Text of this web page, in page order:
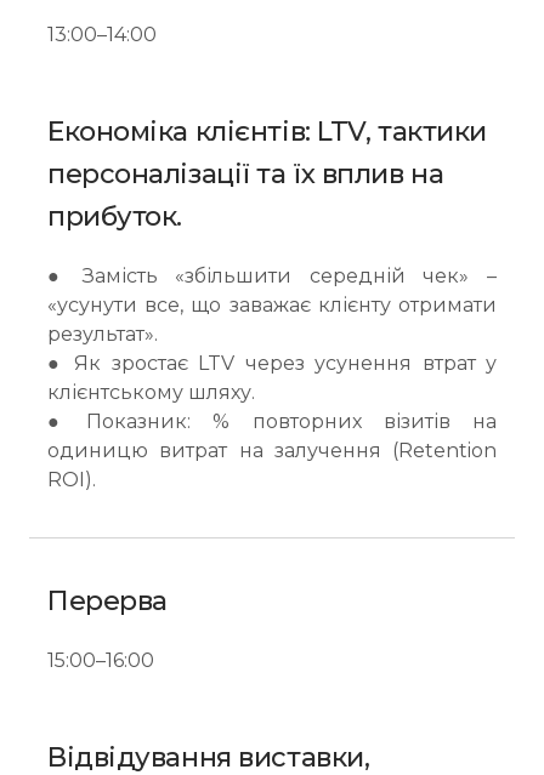
13:00–14:00
Економіка клієнтів: LTV, тактики
персоналізації та їх вплив на
прибуток.
● Замість «збільшити середній чек» –
«усунути все, що заважає клієнту отримати
результат».
● Як зростає LTV через усунення втрат у
клієнтському шляху.
● Показник: % повторних візитів на
одиницю витрат на залучення (Retention
ROI).
Перерва
15:00–16:00
Відвідування виставки,